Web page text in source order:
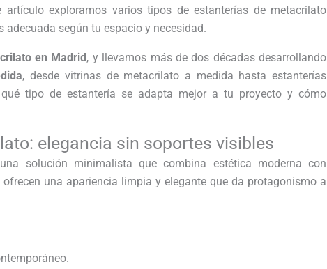
artículo exploramos varios tipos de estanterías de metacrilato
adecuada según tu espacio y necesidad.
en Madrid , y llevamos más de dos décadas desarrollando
, desde vitrinas de metacrilato a medida hasta estanterías
tipo de estantería se adapta mejor a tu proyecto y cómo
elegancia sin soportes visibles
solución minimalista que combina estética moderna con
una apariencia limpia y elegante que da protagonismo a